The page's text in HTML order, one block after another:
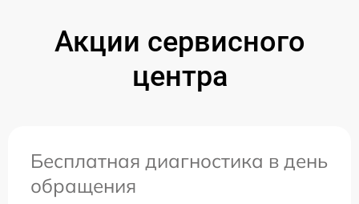
Акции сервисного
центра
Бесплатная диагностика в день
обращения